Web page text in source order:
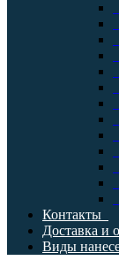
Контакты
Доставка и
Виды